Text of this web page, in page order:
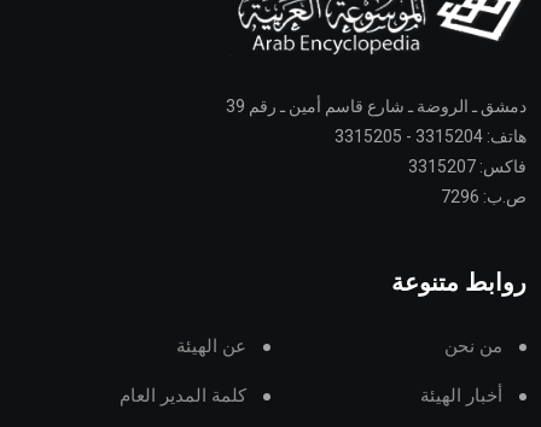
دمشق ـ الروضة ـ شارع قاسم أمين ـ رقم 39
هاتف: 3315204 - 3315205
فاكس: 3315207
ص.ب: 7296
روابط متنوعة
من نحن عن الهيئة
أخبار الهيئة كلمة المدير العام